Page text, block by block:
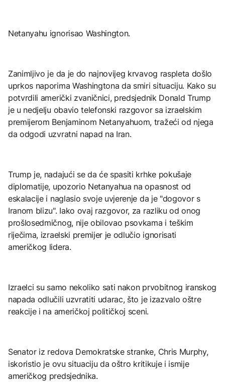
Netanyahu ignorisao Washington.
Zanimljivo je da je do najnovijeg krvavog raspleta došlo
uprkos naporima Washingtona da smiri situaciju. Kako su
potvrdili američki zvaničnici, predsjednik Donald Trump
je u nedjelju obavio telefonski razgovor sa izraelskim
premijerom Benjaminom Netanyahuom, tražeći od njega
da odgodi uzvratni napad na Iran.
Trump je, nadajući se da će spasiti krhke pokušaje
diplomatije, upozorio Netanyahua na opasnost od
eskalacije i naglasio svoje uvjerenje da je "dogovor s
Iranom blizu". Iako ovaj razgovor, za razliku od onog
prošlosedmičnog, nije obilovao psovkama i teškim
riječima, izraelski premijer je odlučio ignorisati
američkog lidera.
Izraelci su samo nekoliko sati nakon prvobitnog iranskog
napada odlučili uzvratiti udarac, što je izazvalo oštre
reakcije i na američkoj političkoj sceni.
Senator iz redova Demokratske stranke, Chris Murphy,
iskoristio je ovu situaciju da oštro kritikuje i ismije
američkog predsjednika.